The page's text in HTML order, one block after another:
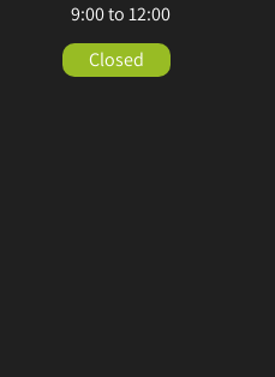
9:00 to 12:00
Closed